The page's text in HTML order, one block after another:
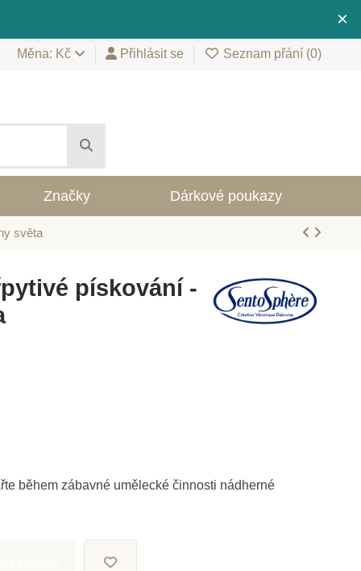
×
Měna: Kč Přihlásit se Seznam přání (0)
Značky Dárkové poukazy
světa
pískování -
během zábavné umělecké činnosti nádherné